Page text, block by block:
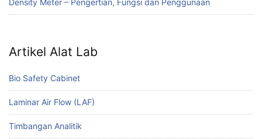
Artikel Alat Lab
Bio Safety Cabinet
Laminar Air Flow (LAF)
Timbangan Analitik